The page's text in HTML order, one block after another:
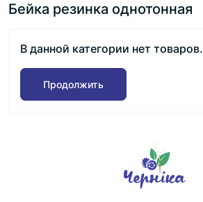
Бейка резинка однотонная
В данной категории нет товаров.
Продолжить